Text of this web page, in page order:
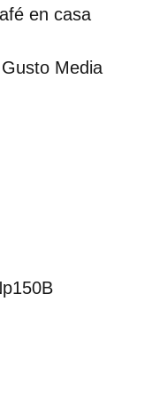
en casa
Media